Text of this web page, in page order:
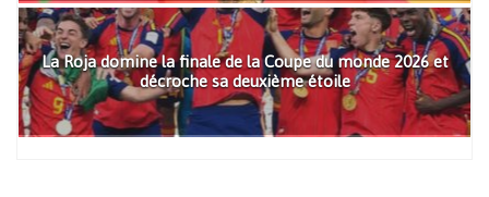
La Roja domine la finale de la Coupe du monde 2026 et
décroche sa deuxième étoile